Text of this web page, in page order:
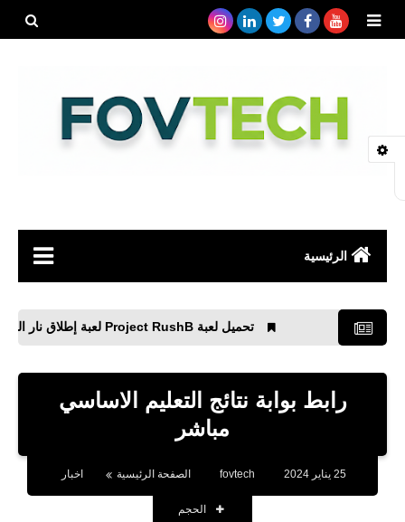
الرئيسية
مواقع
بلوجر
تحميل لعبة Project RushB لعبة إطلاق نار الجديدة
رابط بوابة نتائج التعليم الاساسي
مباشر
25 يناير 2024 fovtech الصفحة الرئيسية اخبار
الحجم